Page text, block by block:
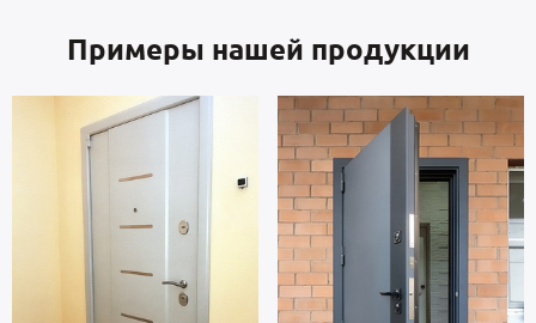
Примеры нашей продукции